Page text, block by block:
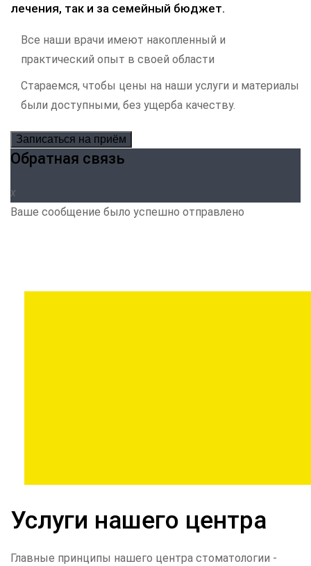
лечения, так и за семейный бюджет.
Все наши врачи имеют накопленный и
практический опыт в своей области
Стараемся, чтобы цены на наши услуги и материалы
были доступными, без ущерба качеству.
Записаться на приём
Обратная связь
Ваше сообщение было успешно отправлено
Услуги нашего центра
Главные принципы нашего центра стоматологии -